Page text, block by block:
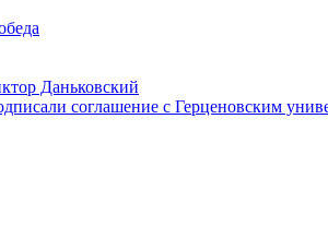
Даньковский
соглашение с Герценовским